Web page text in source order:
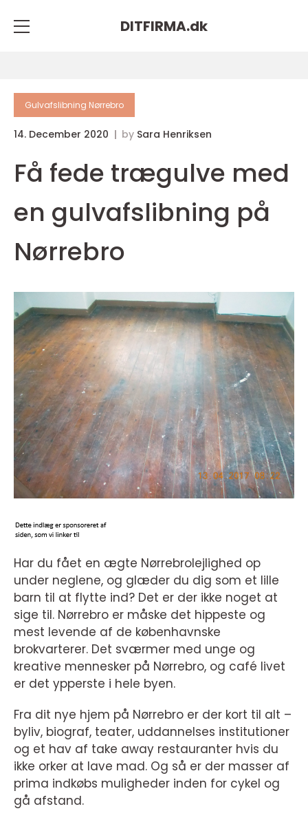
DITFIRMA.dk
Gulvafslibning Nørrebro
14. December 2020 by Sara Henriksen
Få fede trægulve med
en gulvafslibning på
Nørrebro
Har du fået en ægte Nørrebrolejlighed op
under neglene, og glæder du dig som et lille
barn til at flytte ind? Det er der ikke noget at
sige til. Nørrebro er måske det hippeste og
mest levende af de københavnske
brokvarterer. Det sværmer med unge og
kreative mennesker på Nørrebro, og café livet
er det ypperste i hele byen.
Fra dit nye hjem på Nørrebro er der kort til alt –
byliv, biograf, teater, uddannelses institutioner
og et hav af take away restauranter hvis du
ikke orker at lave mad. Og så er der masser af
prima indkøbs muligheder inden for cykel og
gå afstand.